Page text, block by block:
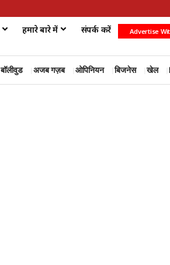
हमारे बारे में संपर्क करें Advertise
बॉलीवुड अजब गज़ब ओपिनियन बिजनेस खेल